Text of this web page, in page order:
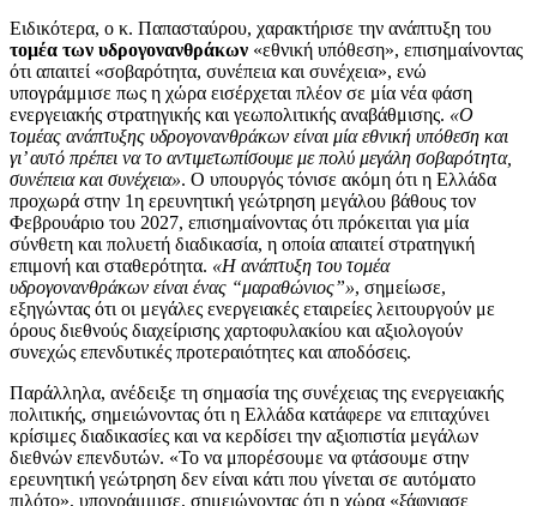
Ειδικότερα, ο κ. Παπασταύρου, χαρακτήρισε την ανάπτυξη του
τομέα των υδρογονανθράκων «εθνική υπόθεση», επισημαίνοντας
ότι απαιτεί «σοβαρότητα, συνέπεια και συνέχεια», ενώ
υπογράμμισε πως η χώρα εισέρχεται πλέον σε μία νέα φάση
ενεργειακής στρατηγικής και γεωπολιτικής αναβάθμισης. «Ο
τομέας ανάπτυξης υδρογονανθράκων είναι μία εθνική υπόθεση και
γι’ αυτό πρέπει να το αντιμετωπίσουμε με πολύ μεγάλη σοβαρότητα,
συνέπεια και συνέχεια». Ο υπουργός τόνισε ακόμη ότι η Ελλάδα
προχωρά στην 1η ερευνητική γεώτρηση μεγάλου βάθους τον
Φεβρουάριο του 2027, επισημαίνοντας ότι πρόκειται για μία
σύνθετη και πολυετή διαδικασία, η οποία απαιτεί στρατηγική
επιμονή και σταθερότητα. «Η ανάπτυξη του τομέα
υδρογονανθράκων είναι ένας “μαραθώνιος”», σημείωσε,
εξηγώντας ότι οι μεγάλες ενεργειακές εταιρείες λειτουργούν με
όρους διεθνούς διαχείρισης χαρτοφυλακίου και αξιολογούν
συνεχώς επενδυτικές προτεραιότητες και αποδόσεις.
Παράλληλα, ανέδειξε τη σημασία της συνέχειας της ενεργειακής
πολιτικής, σημειώνοντας ότι η Ελλάδα κατάφερε να επιταχύνει
κρίσιμες διαδικασίες και να κερδίσει την αξιοπιστία μεγάλων
διεθνών επενδυτών. «Το να μπορέσουμε να φτάσουμε στην
ερευνητική γεώτρηση δεν είναι κάτι που γίνεται σε αυτόματο
πιλότο», υπογράμμισε, σημειώνοντας ότι η χώρα «ξάφνιασε